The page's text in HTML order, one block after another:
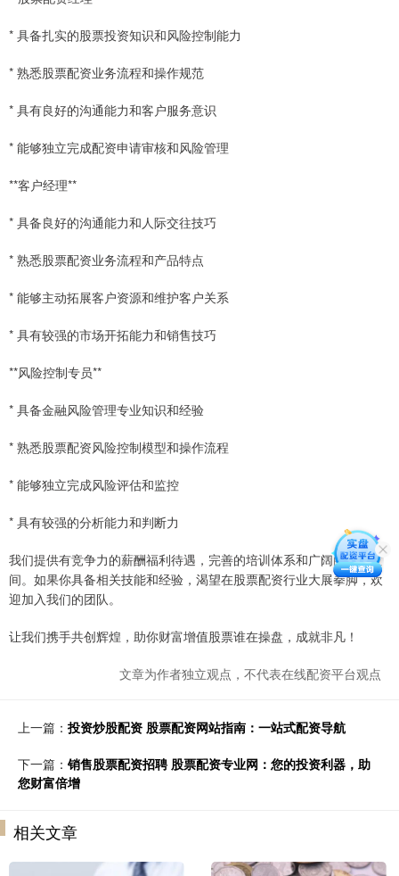
* 具备扎实的股票投资知识和风险控制能力
* 熟悉股票配资业务流程和操作规范
* 具有良好的沟通能力和客户服务意识
* 能够独立完成配资申请审核和风险管理
**客户经理**
* 具备良好的沟通能力和人际交往技巧
* 熟悉股票配资业务流程和产品特点
* 能够主动拓展客户资源和维护客户关系
* 具有较强的市场开拓能力和销售技巧
**风险控制专员**
* 具备金融风险管理专业知识和经验
* 熟悉股票配资风险控制模型和操作流程
* 能够独立完成风险评估和监控
* 具有较强的分析能力和判断力
我们提供有竞争力的薪酬福利待遇，完善的培训体系和广阔的发展空
间。如果你具备相关技能和经验，渴望在股票配资行业大展拳脚，欢
迎加入我们的团队。
让我们携手共创辉煌，助你财富增值股票谁在操盘，成就非凡！
文章为作者独立观点，不代表在线配资平台观点
上一篇： 投资炒股配资 股票配资网站指南：一站式配资导航
下一篇： 销售股票配资招聘 股票配资专业网：您的投资利器，助
您财富倍增
相关文章